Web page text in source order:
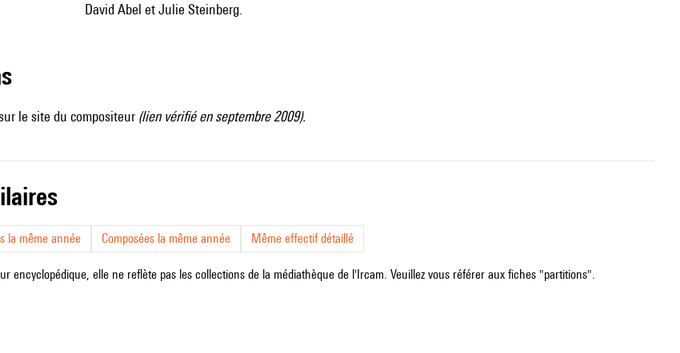
David Abel et Julie Steinberg.
le site du compositeur (lien vérifié en septembre 2009).
la même année Composées la même année Même effectif détaillé
encyclopédique, elle ne reflète pas les collections de la médiathèque de l'Ircam. Veuillez vous référer aux fiches "partitions".